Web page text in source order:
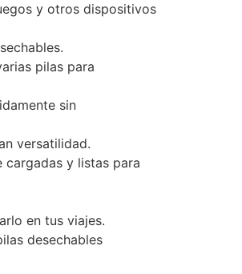
y otros dispositivos
pilas para
sin
versatilidad.
y listas para
en tus viajes.
desechables